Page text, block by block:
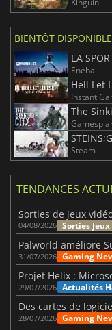
Kinguin
BIENTÔT DISPONIBLE
EA
Eneba
Hell Let
Instant
The
Steam
TENDANCES
04/08/2026 Sorties Jeux
Palworld améliore
31/07/2026 Gaming
Projet Helix :
29/07/2026 Actualités
28/07/2026 Gaming